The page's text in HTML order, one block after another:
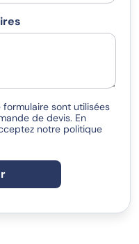
sont utilisées
de devis. En
notre politique